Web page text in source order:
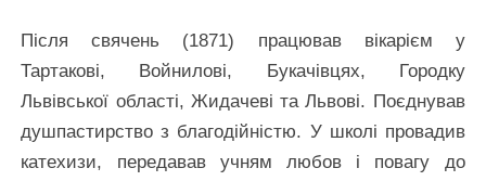
Після свячень (1871) працював вікарієм у
Тартакові, Войнилові, Букачівцях, Городку
Львівської області, Жидачеві та Львові. Поєднував
душпастирство з благодійністю. У школі провадив
катехизи, передавав учням любов і повагу до